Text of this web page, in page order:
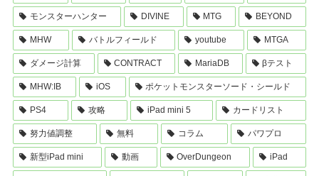
モンスターハンター DIVINE MTG BEYOND
MHW バトルフィールド youtube MTGA
ダメージ計算 CONTRACT MariaDB βテスト
MHW:IB iOS ポケットモンスターソード・シールド
PS4 攻略 iPad mini 5 カードリスト
努力値調整 無料 コラム パワプロ
新型iPad mini 動画 OverDungeon iPad